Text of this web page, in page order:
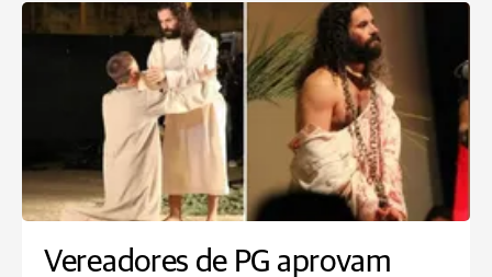
Vereadores de PG aprovam